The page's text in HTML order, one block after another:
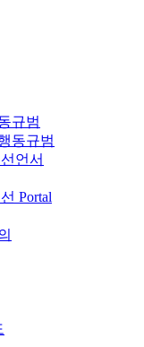
규범
동규범
언서
Portal